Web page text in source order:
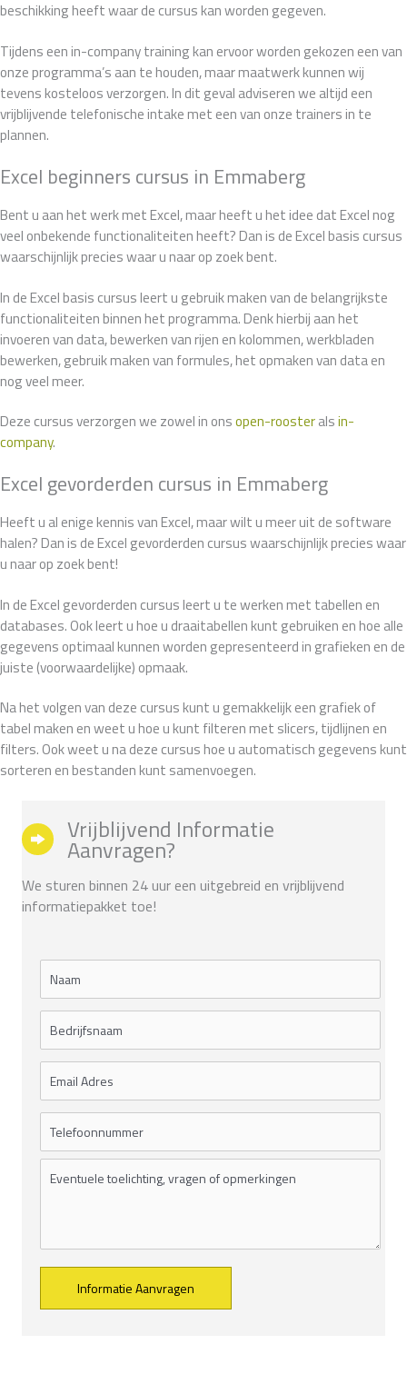
beschikking heeft waar de cursus kan worden gegeven.
Tijdens een in-company training kan ervoor worden gekozen een van
onze programma’s aan te houden, maar maatwerk kunnen wij
tevens kosteloos verzorgen. In dit geval adviseren we altijd een
vrijblijvende telefonische intake met een van onze trainers in te
plannen.
Excel beginners cursus in Emmaberg
Bent u aan het werk met Excel, maar heeft u het idee dat Excel nog
veel onbekende functionaliteiten heeft? Dan is de Excel basis cursus
waarschijnlijk precies waar u naar op zoek bent.
In de Excel basis cursus leert u gebruik maken van de belangrijkste
functionaliteiten binnen het programma. Denk hierbij aan het
invoeren van data, bewerken van rijen en kolommen, werkbladen
bewerken, gebruik maken van formules, het opmaken van data en
nog veel meer.
Deze cursus verzorgen we zowel in onsopen-roosteralsin-
company.
Excel gevorderden cursus in Emmaberg
Heeft u al enige kennis van Excel, maar wilt u meer uit de software
halen? Dan is de Excel gevorderden cursus waarschijnlijk precies waar
u naar op zoek bent!
In de Excel gevorderden cursus leert u te werken met tabellen en
databases. Ook leert u hoe u draaitabellen kunt gebruiken en hoe alle
gegevens optimaal kunnen worden gepresenteerd in grafieken en de
juiste (voorwaardelijke) opmaak.
Na het volgen van deze cursus kunt u gemakkelijk een grafiek of
tabel maken en weet u hoe u kunt filteren met slicers, tijdlijnen en
filters. Ook weet u na deze cursus hoe u automatisch gegevens kunt
sorteren en bestanden kunt samenvoegen.
Vrijblijvend Informatie
Aanvragen?
We sturen binnen 24 uur een uitgebreid en vrijblijvend
informatiepakket toe!